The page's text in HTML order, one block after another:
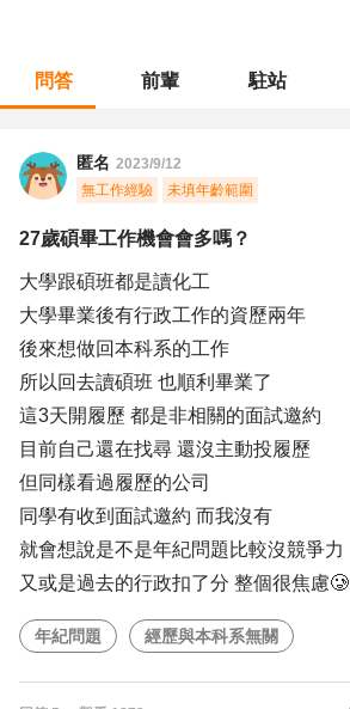
問答 前輩 駐站
匿名 2023/9/12
無工作經驗
未填年齡範圍
27歲碩畢工作機會會多嗎？
大學跟碩班都是讀化工
大學畢業後有行政工作的資歷兩年
後來想做回本科系的工作
所以回去讀碩班 也順利畢業了
這3天開履歷 都是非相關的面試邀約
目前自己還在找尋 還沒主動投履歷
但同樣看過履歷的公司
同學有收到面試邀約 而我沒有
就會想說是不是年紀問題比較沒競爭力
又或是過去的行政扣了分 整個很焦慮🥲
年紀問題 經歷與本科系無關